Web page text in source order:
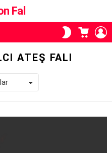
Fal
SKIN
ANAHTARI
SEPETI
ATEŞ FALI